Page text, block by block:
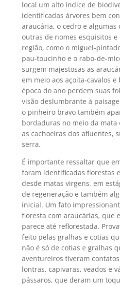
local um alto índice de
identificadas árvores bem
araucária, o cedro e algumas
outras de nomes esquisitos
região, como o miguel-
pau-toucinho e o rabo-de-
surgem majestosas as
em meio aos açoita-cavalos
época do ano perdem suas
visão deslumbrante à
o pinheiro bravo também
bordaduras no meio da
as cachoeiras dos afluentes,
serra.
É importante ressaltar que
foram identificadas florestas
desde matas virgens, em
de regeneração e também
inicial. Um fato
floresta com araucárias, que
parece até reflorestada.
feito pelas gralhas e cotias
não é só de cotias e gralhas
aventureiros tiveram
lontras, capivaras, veados e
pássaros, que deram um